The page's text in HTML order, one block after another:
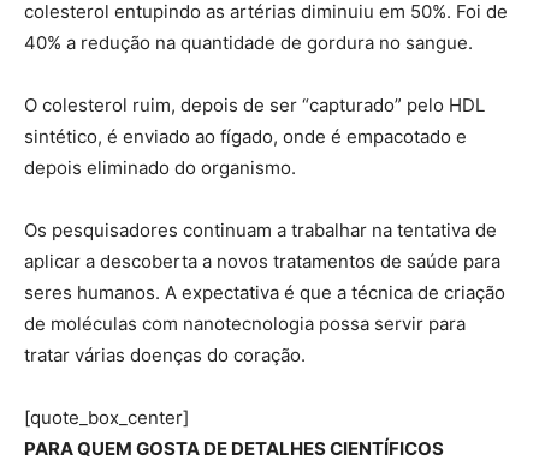
colesterol entupindo as artérias diminuiu em 50%. Foi de
40% a redução na quantidade de gordura no sangue.
O colesterol ruim, depois de ser “capturado” pelo HDL
sintético, é enviado ao fígado, onde é empacotado e
depois eliminado do organismo.
Os pesquisadores continuam a trabalhar na tentativa de
aplicar a descoberta a novos tratamentos de saúde para
seres humanos. A expectativa é que a técnica de criação
de moléculas com nanotecnologia possa servir para
tratar várias doenças do coração.
[quote_box_center]
PARA QUEM GOSTA DE DETALHES CIENTÍFICOS